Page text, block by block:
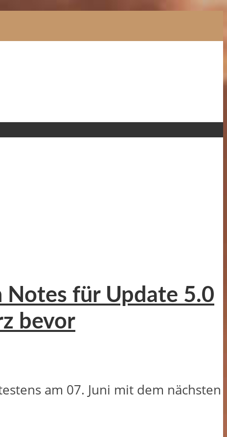
Notes für Update 5.0
bevor
am 07. Juni mit dem nächsten